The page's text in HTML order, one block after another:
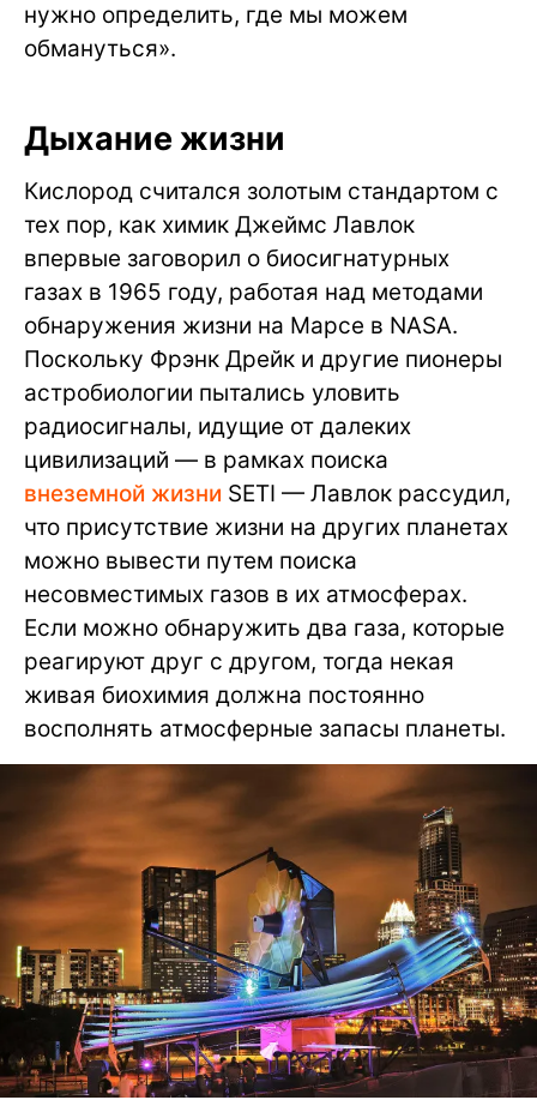
нужно определить, где мы можем
обмануться».
Дыхание жизни
Кислород считался золотым стандартом с
тех пор, как химик Джеймс Лавлок
впервые заговорил о биосигнатурных
газах в 1965 году, работая над методами
обнаружения жизни на Марсе в NASA.
Поскольку Фрэнк Дрейк и другие пионеры
астробиологии пытались уловить
радиосигналы, идущие от далеких
цивилизаций — в рамках поиска
внеземной жизни SETI — Лавлок рассудил,
что присутствие жизни на других планетах
можно вывести путем поиска
несовместимых газов в их атмосферах.
Если можно обнаружить два газа, которые
реагируют друг с другом, тогда некая
живая биохимия должна постоянно
восполнять атмосферные запасы планеты.